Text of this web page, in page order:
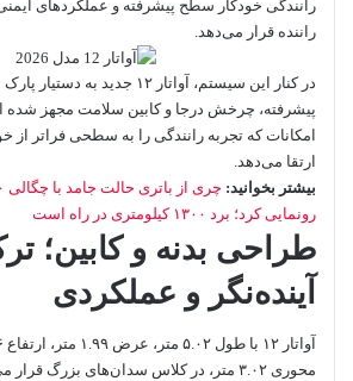
رانندگی خودکار سطح پیشرفته و عملکردهای ایمنی
راننده قرار می‌دهد.
پیشرفته، چرخش درجا و کابین سلامت مجهز شده
امکانات که تجربه رانندگی را به سطحی فراتر از
ارتقا می‌دهد.
بیشتر بخوانید:
رونمایی کرد؛ برد ۱۳۰۰ کیلومتری در راه است
طراحی بدنه و کابین؛
آینده‌نگر و عملکردی
محوری ۳.۰۲ متر، در کلاس سدان‌های بزرگ